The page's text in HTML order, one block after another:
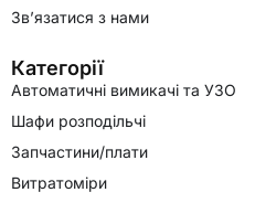
Зв’язатися з нами
Категорії
Автоматичні вимикачі та УЗО
Шафи розподільчі
Запчастини/плати
Витратоміри